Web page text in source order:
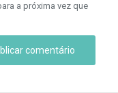
a próxima vez que